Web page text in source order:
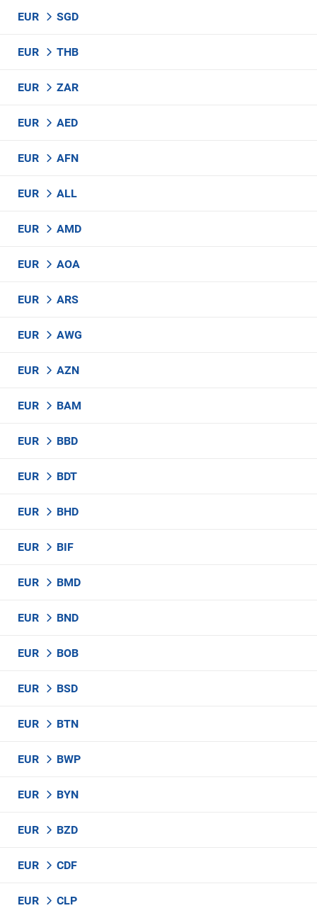
EUR SGD
EUR THB
EUR ZAR
EUR AED
EUR AFN
EUR ALL
EUR AMD
EUR AOA
EUR ARS
EUR AWG
EUR AZN
EUR BAM
EUR BBD
EUR BDT
EUR BHD
EUR BIF
EUR BMD
EUR BND
EUR BOB
EUR BSD
EUR BTN
EUR BWP
EUR BYN
EUR BZD
EUR CDF
EUR CLP